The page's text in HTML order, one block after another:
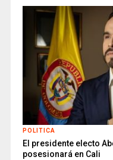
POLITICA
El presidente electo
posesionará en Cali